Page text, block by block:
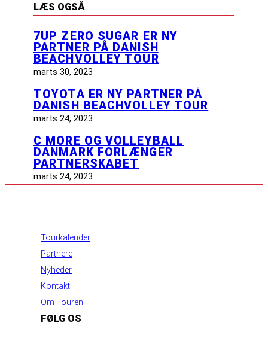
LÆS OGSÅ
7UP ZERO SUGAR ER NY
PARTNER PÅ DANISH
BEACHVOLLEY TOUR
marts 30, 2023
TOYOTA ER NY PARTNER PÅ
DANISH BEACHVOLLEY TOUR
marts 24, 2023
C MORE OG VOLLEYBALL
DANMARK FORLÆNGER
PARTNERSKABET
marts 24, 2023
Tourkalender
Partnere
Nyheder
Kontakt
Om Touren
FØLG OS